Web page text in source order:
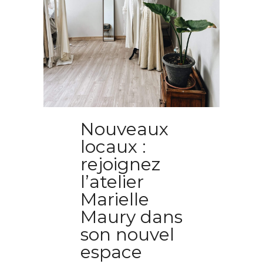
Nouveaux
locaux :
rejoignez
l’atelier
Marielle
Maury dans
son nouvel
espace